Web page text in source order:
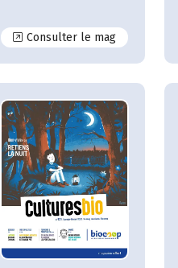
Consulter le magN°127